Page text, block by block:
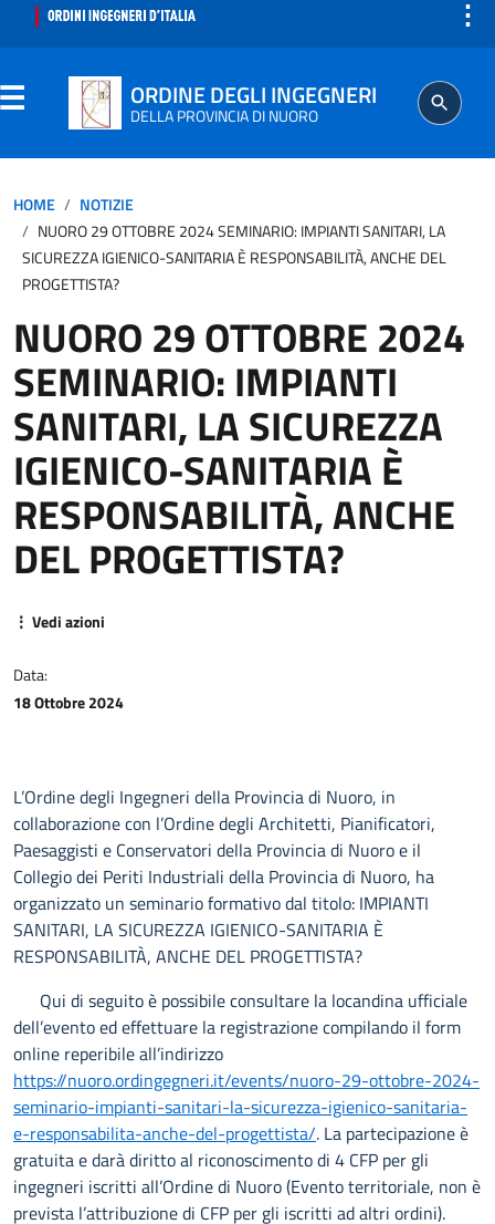
⋮
ORDINE DEGLI INGEGNERI
DELLA PROVINCIA DI NUORO
SEGRETERIA
PROFESSIONE
AGGIORNAMENTO PROFESSIONALE
HOME
NOTIZIE
NUORO 29 OTTOBRE 2024 SEMINARIO: IMPIANTI SANITARI, LA
SICUREZZA IGIENICO-SANITARIA È RESPONSABILITÀ, ANCHE DEL
PROGETTISTA?
NUORO 29 OTTOBRE 2024
SEMINARIO: IMPIANTI
SANITARI, LA SICUREZZA
IGIENICO-SANITARIA È
RESPONSABILITÀ, ANCHE
DEL PROGETTISTA?
⋮ Vedi azioni
Data:
18 Ottobre 2024
L’Ordine degli Ingegneri della Provincia di Nuoro, in
collaborazione con l’Ordine degli Architetti, Pianificatori,
Paesaggisti e Conservatori della Provincia di Nuoro e il
Collegio dei Periti Industriali della Provincia di Nuoro, ha
organizzato un seminario formativo dal titolo: IMPIANTI
SANITARI, LA SICUREZZA IGIENICO-SANITARIA È
RESPONSABILITÀ, ANCHE DEL PROGETTISTA?
Qui di seguito è possibile consultare la locandina ufficiale
dell’evento ed effettuare la registrazione compilando il form
online reperibile all’indirizzo
https://nuoro.ordingegneri.it/events/nuoro-29-ottobre-2024-
seminario-impianti-sanitari-la-sicurezza-igienico-sanitaria-
e-responsabilita-anche-del-progettista/. La partecipazione è
gratuita e darà diritto al riconoscimento di 4 CFP per gli
ingegneri iscritti all’Ordine di Nuoro (Evento territoriale, non è
prevista l’attribuzione di CFP per gli iscritti ad altri ordini).